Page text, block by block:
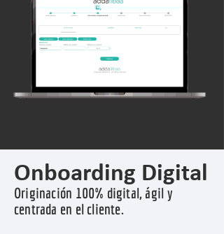
Onboarding Digital
Originación 100% digital, ágil y
centrada en el cliente.